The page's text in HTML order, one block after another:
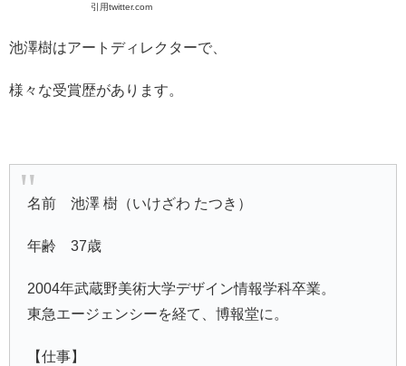
引用twitter.com
池澤樹はアートディレクターで、
様々な受賞歴があります。
名前 池澤 樹（いけざわ たつき）
年齢 37歳
2004年武蔵野美術大学デザイン情報学科卒業。
東急エージェンシーを経て、博報堂に。
【仕事】